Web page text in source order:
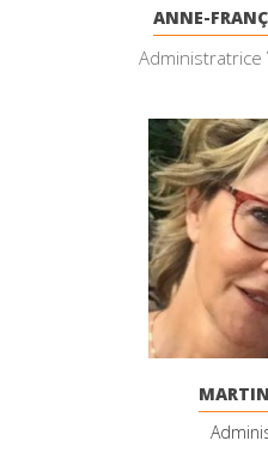
ANNE-
Administratrice